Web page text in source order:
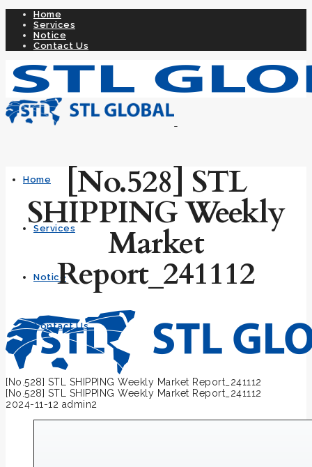
Home
Services
Notice
Contact Us
Home
Services
Notice
Contact Us
[No.528] STL
SHIPPING Weekly
Market
Report_241112
[No.528] STL SHIPPING Weekly Market Report_241112
[No.528] STL SHIPPING Weekly Market Report_241112
2024-11-12 admin2